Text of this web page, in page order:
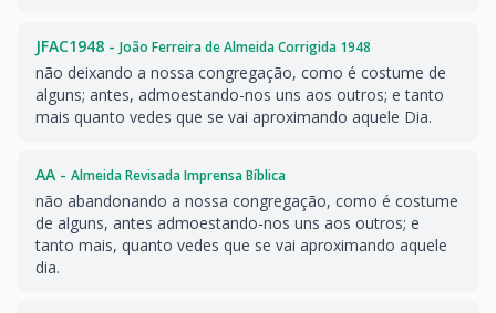
JFAC1948 - João Ferreira de Almeida Corrigida 1948
não deixando a nossa congregação, como é costume de
alguns; antes, admoestando-nos uns aos outros; e tanto
mais quanto vedes que se vai aproximando aquele Dia.
AA - Almeida Revisada Imprensa Bíblica
não abandonando a nossa congregação, como é costume
de alguns, antes admoestando-nos uns aos outros; e
tanto mais, quanto vedes que se vai aproximando aquele
dia.